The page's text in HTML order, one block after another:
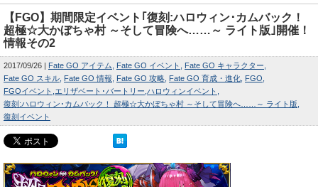
【FGO】期間限定イベント｢復刻:ハロウィン･カムバック！
超極☆大かぼちゃ村 ～そして冒険へ……～ ライト版｣開催！
情報その2
2017/09/26 Fate GO アイテム Fate GO イベント
Fate GO キャラクター
Fate GO スキル
Fate GO 情報 Fate GO 攻略 Fate GO 育成・進化
FGO
FGOイベント エリザベート･バートリー ハロウィンイベント
復刻:ハロウィン･カムバック！ 超極☆大かぼちゃ村 ～そして冒険へ……～ ライト版
復刻イベント